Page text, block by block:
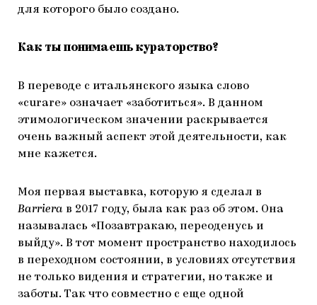
для которого было создано.
Как ты понимаешь кураторство?
В переводе с итальянского языка слово
«curare» означает «заботиться». В данном
этимологическом значении раскрывается
очень важный аспект этой деятельности, как
мне кажется.
Моя первая выставка, которую я сделал в
Barriera в 2017 году, была как раз об этом. Она
называлась «Позавтракаю, переоденусь и
выйду». В тот момент пространство находилось
в переходном состоянии, в условиях отсутствия
не только видения и стратегии, но также и
заботы. Так что совместно с еще одной